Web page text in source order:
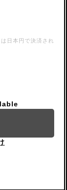
日本円で決済され